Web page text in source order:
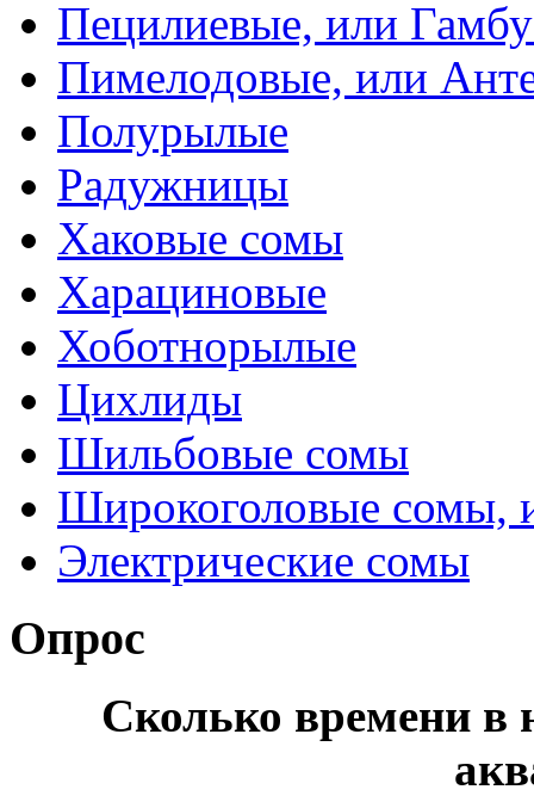
Пецилиевые, или
Пимелодовые, или
Полурылые
Радужницы
Хаковые сомы
Харациновые
Хоботнорылые
Цихлиды
Шильбовые сомы
Широкоголовые сомы,
Электрические сомы
Опрос
Сколько времени в